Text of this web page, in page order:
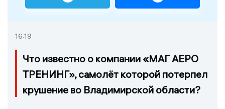
16:19
Что известно о компании «МАГ АЕРО
ТРЕНИНГ», самолёт которой потерпел
крушение во Владимирской области?